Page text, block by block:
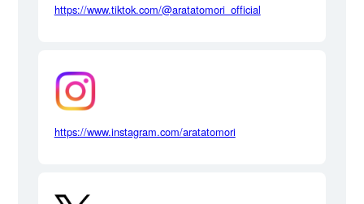
https://www.tiktok.com/@aratatomori_official
https://www.instagram.com/aratatomori